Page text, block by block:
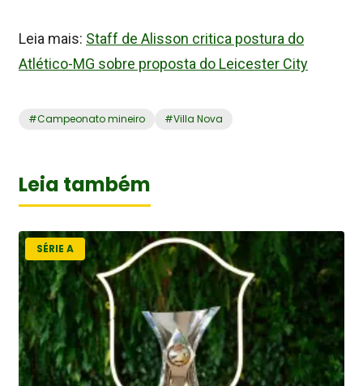
Leia mais: Staff de Alisson critica postura do
Atlético-MG sobre proposta do Leicester City
#Campeonato mineiro #Villa Nova
Leia também
SÉRIE A